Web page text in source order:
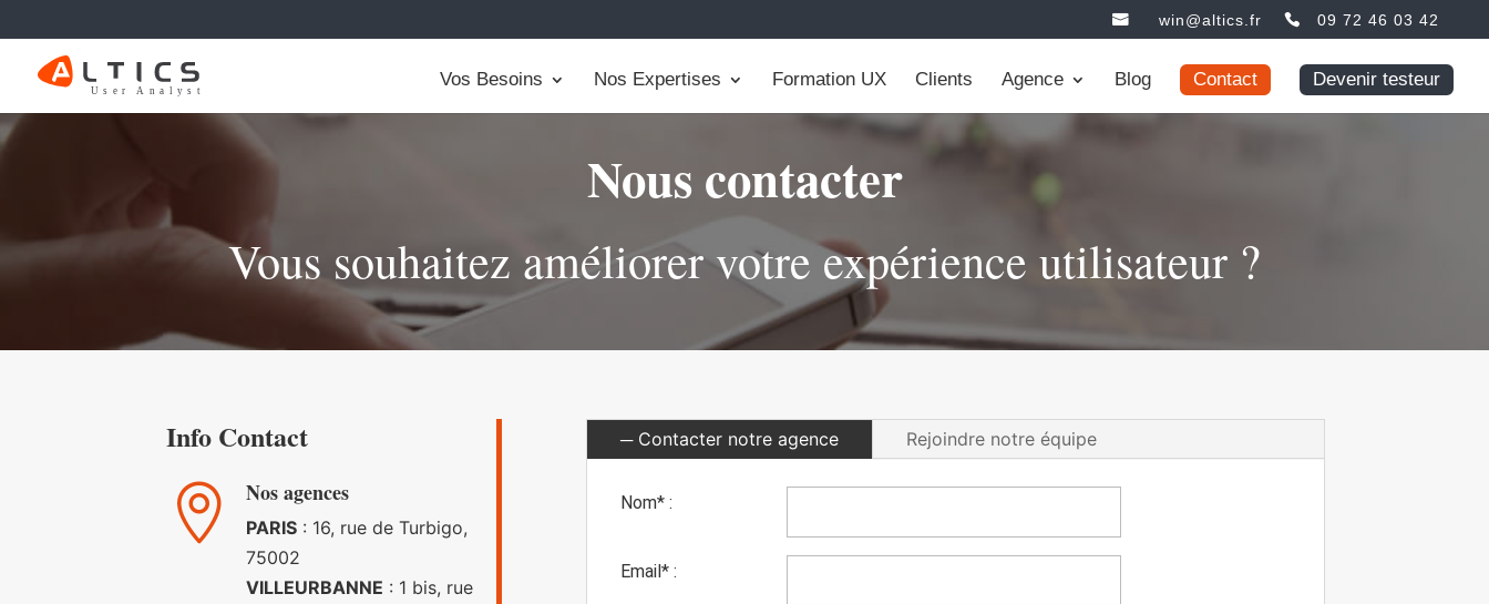
win@altics.fr 09 72 46 03 42
Vos Besoins Nos Expertises Formation UX Clients Agence Blog Contact Devenir testeur
Nous contacter
Vous souhaitez améliorer votre expérience utilisateur ?
Info Contact
 Nos agences
PARIS: 16, rue de Turbigo,
75002
VILLEURBANNE : 1 bis, rue
Contacter notre agence Rejoindre notre équipe
Nom* :
Email* :